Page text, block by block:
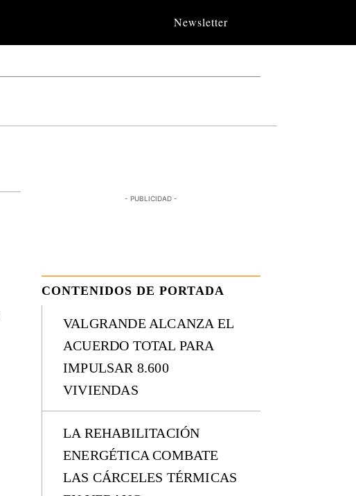
Newsletter
- PUBLICIDAD -
CONTENIDOS DE PORTADA
VALGRANDE ALCANZA EL
ACUERDO TOTAL PARA
IMPULSAR 8.600
VIVIENDAS
LA REHABILITACIÓN
ENERGÉTICA COMBATE
LAS CÁRCELES TÉRMICAS